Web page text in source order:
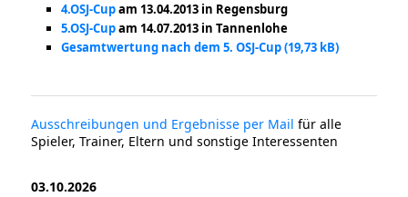
4.OSJ-Cupam 13.04.2013 in Regensburg
5.OSJ-Cupam 14.07.2013 in Tannenlohe
Gesamtwertung nach dem 5. OSJ-Cup
Ausschreibungen und Ergebnisse per Mail für alle
Spieler, Trainer, Eltern und sonstige Interessenten
03.10.2026